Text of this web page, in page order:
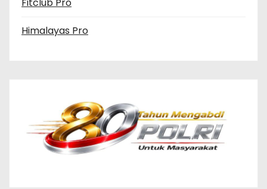
Himalayas Pro